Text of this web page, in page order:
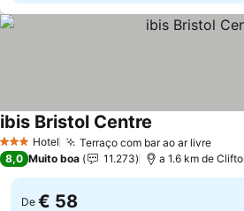
3 EstrelasHotel Terraço com bar ao ar livreVer
ibis Bristol Centre
8,0 Muito boa 11.273 a 1.6 km de
De € 58